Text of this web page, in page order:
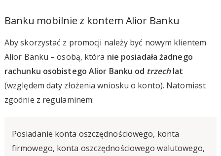
Banku mobilnie z kontem Alior Banku
Aby skorzystać z promocji należy być nowym klientem
Alior Banku – osobą, która nie posiadała żadnego
rachunku osobistego Alior Banku od trzechlat
(względem daty złożenia wniosku o konto). Natomiast
zgodnie z regulaminem:
Posiadanie konta oszczędnościowego, konta
firmowego, konta oszczędnościowego walutowego,